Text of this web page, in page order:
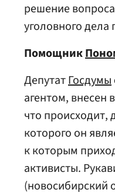
решение
уголовного
Помощник
ДепутатГосдумы
агентом, внесен
что происходит,
которого он
к которым
активисты.
(новосибирский